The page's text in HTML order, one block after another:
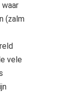
waar
(zalm
vele